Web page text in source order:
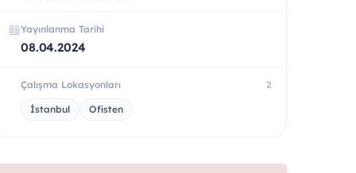
Yayınlanma Tarihi
08.04.2024
Çalışma Lokasyonları 2
İstanbul Ofisten